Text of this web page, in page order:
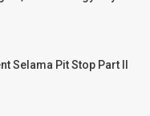
Selama Pit Stop Part II